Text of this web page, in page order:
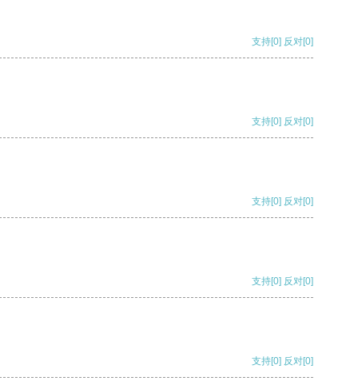
支持[0] 反对[0]
支持[0] 反对[0]
支持[0] 反对[0]
支持[0] 反对[0]
支持[0] 反对[0]